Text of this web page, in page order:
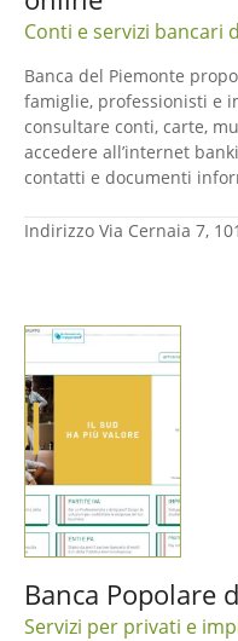
Conti e servizi bancari
Banca del Piemonte
famiglie, professionisti e
consultare conti, carte,
accedere all’internet
contatti e documenti
Indirizzo Via Cernaia 7,
Banca Popolare
Servizi per privati e